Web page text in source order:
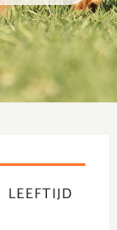
LEEFTIJD